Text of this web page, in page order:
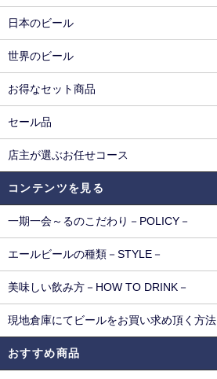
日本のビール
世界のビール
お得なセット商品
セール品
店主が選ぶお任せコース
コンテンツを見る
一期一会～るのこだわり－POLICY－
エールビールの種類－STYLE－
美味しい飲み方－HOW TO DRINK－
現地倉庫にてビールをお買い求め頂く方法
おすすめ商品